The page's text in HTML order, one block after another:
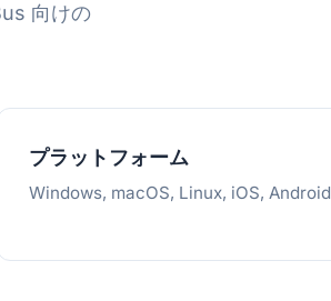
向けの
プラットフォーム
Windows, macOS, Linux, iOS, Android